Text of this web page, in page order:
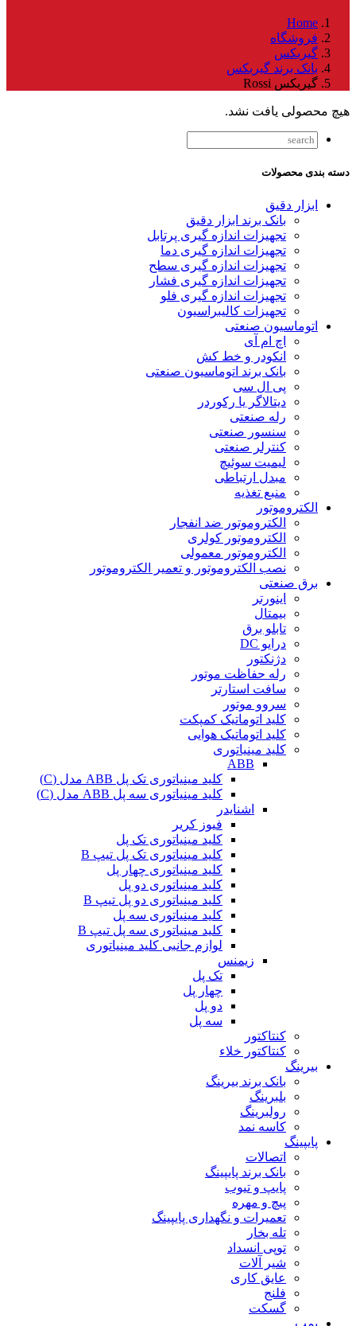
Home
فروشگاه
گیربکس
بانک برند گیربکس
گیربکس Rossi
هیچ محصولی یافت نشد.
دسته بندی محصولات
ابزار دقیق
بانک برند ابزار دقیق
تجهیزات اندازه گیری پرتابل
تجهیزات اندازه گیری دما
تجهیزات اندازه گیری سطح
تجهیزات اندازه گیری فشار
تجهیزات اندازه گیری فلو
تجهیزات کالیبراسیون
اتوماسیون صنعتی
اچ ام آی
انکودر و خط کش
بانک برند اتوماسیون صنعتی
پی ال سی
دیتالاگر یا رکوردر
رله صنعتی
سنسور صنعتی
کنترلر صنعتی
لیمیت سوئیچ
مبدل ارتباطی
منبع تغذیه
الکتروموتور
الکتروموتور ضد انفجار
الکتروموتور کولری
الکتروموتور معمولی
نصب الکتروموتور و تعمیر الکتروموتور
برق صنعتی
اینورتر
بیمتال
تابلو برق
درایو DC
دژنکتور
رله حفاظت موتور
سافت استارتر
سروو موتور
کلید اتوماتیک کمپکت
کلید اتوماتیک هوایی
کلید مینیاتوری
ABB
کلید مینیاتوری تک پل ABB مدل (C)
کلید مینیاتوری سه پل ABB مدل (C)
اشنایدر
فیوز کریر
کلید مینیاتوری تک پل
کلید مینیاتوری تک پل تیپ B
کلید مینیاتوری چهار پل
کلید مینیاتوری دو پل
کلید مینیاتوری دو پل تیپ B
کلید مینیاتوری سه پل
کلید مینیاتوری سه پل تیپ B
لوازم جانبی کلید مینیاتوری
زیمنس
تک پل
چهار پل
دو پل
سه پل
کنتاکتور
کنتاکتور خلاء
بیرینگ
بانک برند بیرینگ
بلبرینگ
رولبرینگ
کاسه نمد
پایپینگ
اتصالات
بانک برند پایپینگ
پایپ و تیوب
پیچ و مهره
تعمیرات و نگهداری پایپینگ
تله بخار
توپی انسداد
شیر آلات
عایق کاری
فلنج
گسکت
پمپ